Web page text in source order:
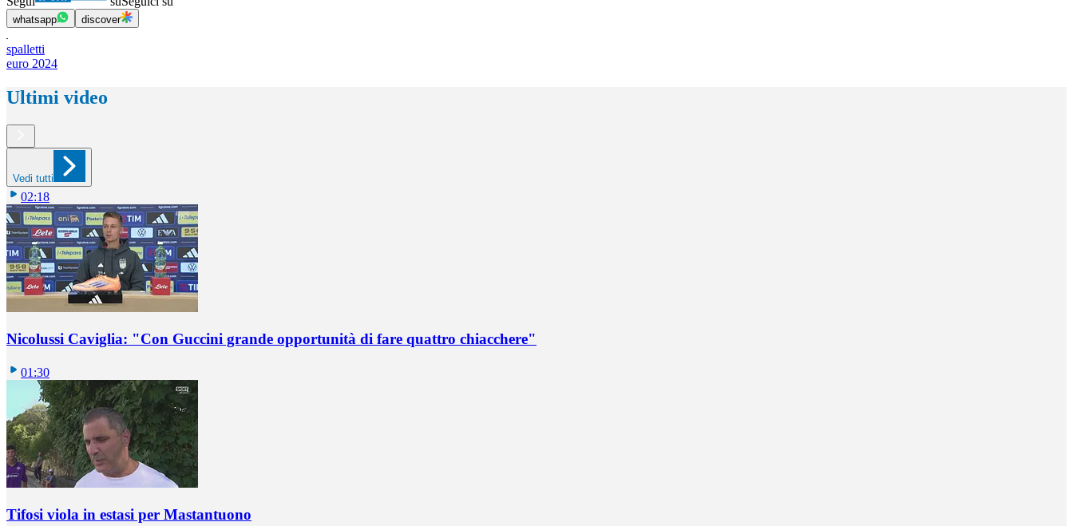
whatsapp discover
spalletti
euro 2024
Ultimi video
Vedi tutti
02:18
Nicolussi Caviglia: "Con Guccini grande opportunità di fare quattro chiacchere"
01:30
Tifosi viola in estasi per Mastantuono